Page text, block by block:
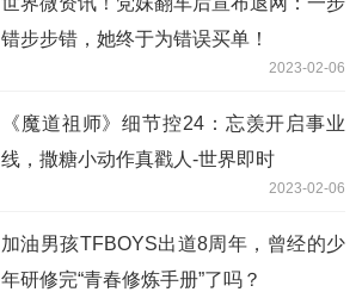
错步步错，她终于为错误买单！
2023-02-06
《魔道祖师》细节控24：忘羡开启事业
线，撒糖小动作真戳人-世界即时
2023-02-06
加油男孩TFBOYS出道8周年，曾经的少
年研修完“青春修炼手册”了吗？